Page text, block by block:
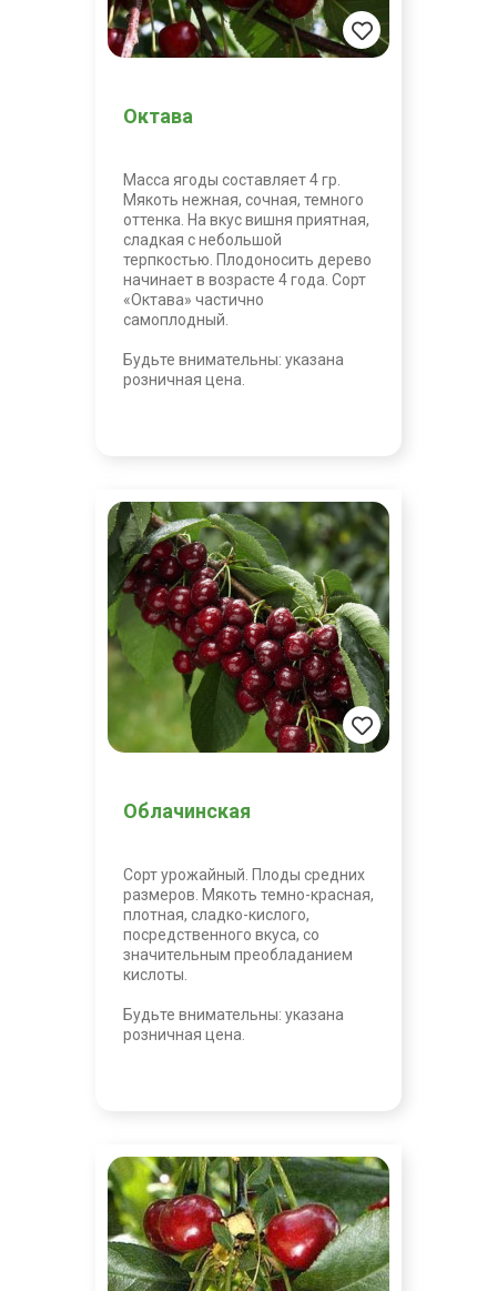
Октава
Масса ягоды составляет 4 гр.
Мякоть нежная, сочная, темного
оттенка. На вкус вишня приятная,
сладкая с небольшой
терпкостью. Плодоносить дерево
начинает в возрасте 4 года. Сорт
«Октава» частично
самоплодный.
Будьте внимательны: указана
розничная цена.
Облачинская
Сорт урожайный. Плоды средних
размеров. Мякоть темно-красная,
плотная, сладко-кислого,
посредственного вкуса, со
значительным преобладанием
кислоты.
Будьте внимательны: указана
розничная цена.